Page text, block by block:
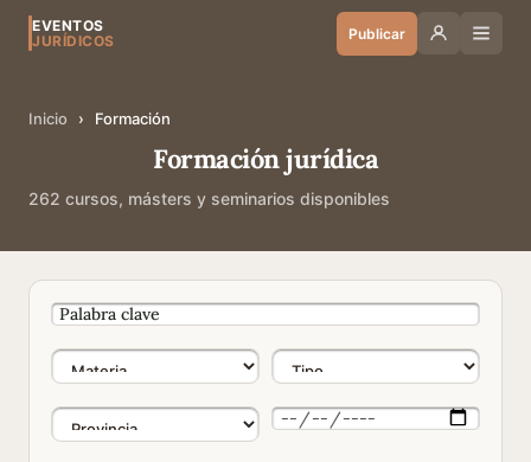
EVENTOS
JURÍDICOS
Publicar
Inicio › Formación
Formación jurídica
262 cursos, másters y seminarios disponibles